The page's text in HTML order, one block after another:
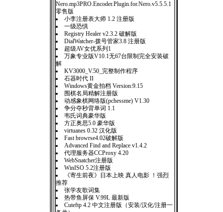
Nero.mp3PRO.Encoder.Plugin.for.Nero.v5.5.5.1
零售版
小李注册表大师 1.2 注册版
一级恐惧
Registry Healer v2.3.2 破解版
DialWatcher-拨号管家3.8 注册版
超级AV女优系列1
万象专业版V10.1无67台限制完全安装破
解
KV3000_V.50_完整制作程序
石器时代 II
Windows黄金拍档 Version:9.15
围棋名局精解注册版
动感象棋网络版(pchessme) V1.30
争分夺秒背单词 1.1
韦氏词典豪华版
方正奥思5.0 豪华版
virtuanes 0.32 汉化版
Fast browrse4.02破解版
Advanced Find and Replace v1.4.2
代理服务器CCProxy 4.20
WebSnatcher注册版
WinISO 5.2注册版
《寄生前夜》日本上映 真人电影 ！强烈
推荐
张学友歌词集
热带鱼屏保 V.99L 最新版
Cuteftp 4.2 中文注册版（安装/汉化/注册一